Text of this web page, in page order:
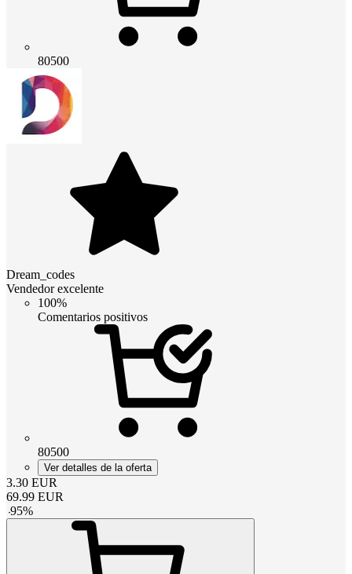
80500
Dream_codes
Vendedor excelente
100%
Comentarios positivos
80500
Ver detalles de la oferta
3.30 EUR
69.99 EUR
-95%